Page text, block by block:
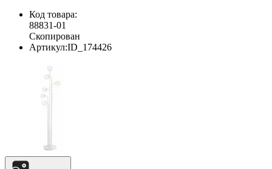
Код товара:
88831-01
Скопирован
Артикул:ID_174426